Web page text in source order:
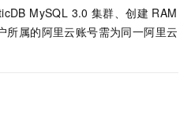
MySQL 3.0 集群、创建 RAM
所属的阿里云账号需为同一阿里云